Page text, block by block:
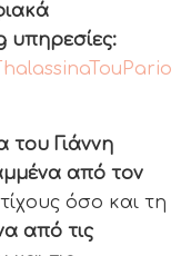
υπηρεσίες:
του Γιάννη
από τον
όσο και τη
από τις